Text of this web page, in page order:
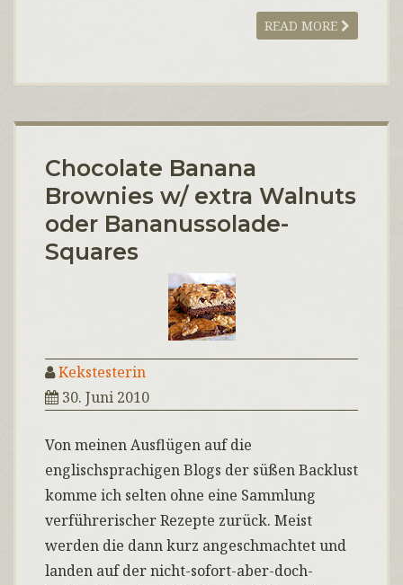
READ MORE
Chocolate Banana
Brownies w/ extra Walnuts
oder Bananussolade-
Squares
Kekstesterin
30. Juni 2010
Von meinen Ausflügen auf die
englischsprachigen Blogs der süßen Backlust
komme ich selten ohne eine Sammlung
verführerischer Rezepte zurück. Meist
werden die dann kurz angeschmachtet und
landen auf der nicht-sofort-aber-doch-